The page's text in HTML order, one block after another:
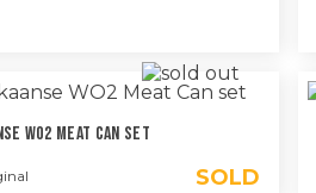
WO2 Meat Can Set
SOLD